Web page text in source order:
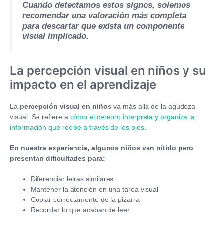
Cuando detectamos estos signos, solemos
recomendar una valoración más completa
para descartar que exista un componente
visual implicado.
La percepción visual en niños y su
impacto en el aprendizaje
La percepción visual en niños va más allá de la agudeza
visual. Se refiere a cómo el cerebro interpreta y organiza la
información que recibe a través de los ojos
En nuestra experiencia, algunos niños ven nítido pero
presentan dificultades para:
Diferenciar letras similares
Mantener la atención en una tarea visual
Copiar correctamente de la pizarra
Recordar lo que acaban de leer